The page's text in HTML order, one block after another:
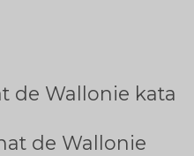
de Wallonie kata
de Wallonie